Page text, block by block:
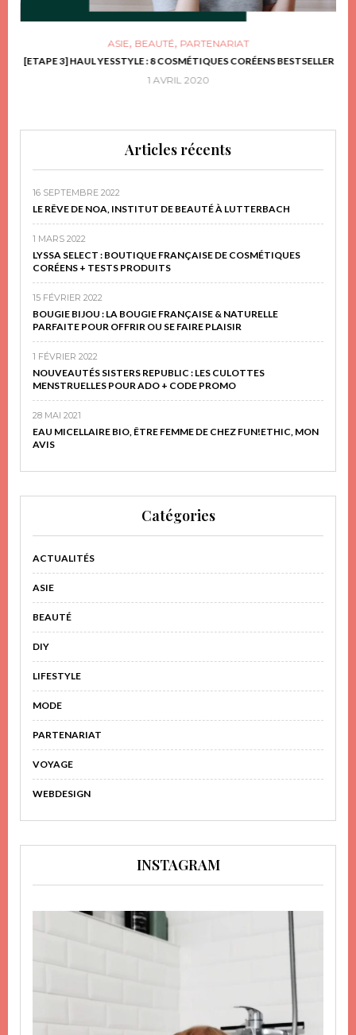
ASIE, BEAUTÉ, PARTENARIAT
[ETAPE 3] HAUL YESSTYLE : 8 COSMÉTIQUES CORÉENS BESTSELLER
1 AVRIL 2020
Articles récents
16 SEPTEMBRE 2022
LE RÊVE DE NOA, INSTITUT DE BEAUTÉ À LUTTERBACH
1 MARS 2022
LYSSA SELECT : BOUTIQUE FRANÇAISE DE COSMÉTIQUES
CORÉENS + TESTS PRODUITS
15 FÉVRIER 2022
BOUGIE BIJOU : LA BOUGIE FRANÇAISE & NATURELLE
PARFAITE POUR OFFRIR OU SE FAIRE PLAISIR
1 FÉVRIER 2022
NOUVEAUTÉS SISTERS REPUBLIC : LES CULOTTES
MENSTRUELLES POUR ADO + CODE PROMO
28 MAI 2021
EAU MICELLAIRE BIO, ÊTRE FEMME DE CHEZ FUN!ETHIC, MON
AVIS
Catégories
ACTUALITÉS
ASIE
BEAUTÉ
DIY
LIFESTYLE
MODE
PARTENARIAT
VOYAGE
WEBDESIGN
INSTAGRAM